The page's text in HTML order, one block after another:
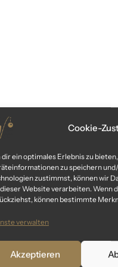
Cookie-
dir ein optimales Erlebnis zu
zu speichern
zustimmst, können wir
Website verarbeiten. Wenn
können bestimmte
verwalten
Akzeptieren